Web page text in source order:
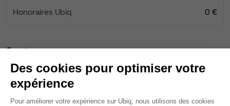
Honoraires Ubiq 0 €
Services
4 salles de réunion partagées
Wifi
Fibre
Coin cafet'
Des cookies pour optimiser votre
expérience
Plateforme de Gestion du
Pour améliorer votre expérience sur Ubiq, nous utilisons des cookies